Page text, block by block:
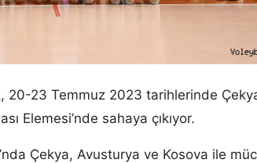
20-23 Temmuz 2023 tarihlerinde
Elemesi’nde sahaya çıkıyor.
Çekya, Avusturya ve Kosova ile